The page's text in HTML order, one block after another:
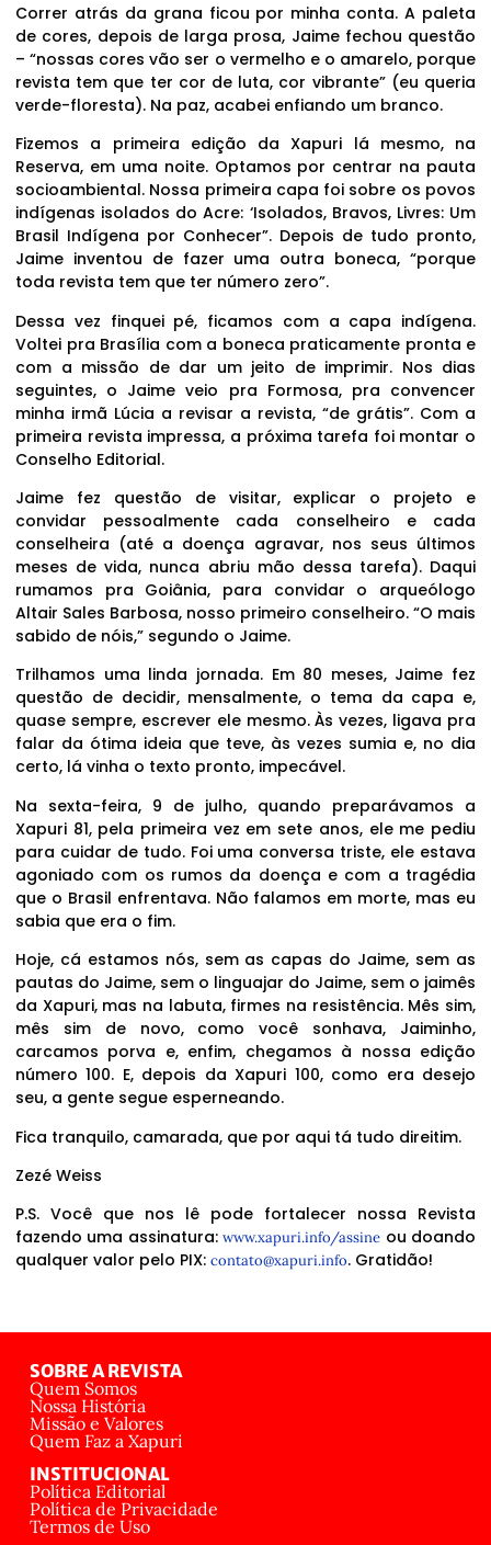
Correr atrás da grana ficou por minha conta. A paleta
de cores, depois de larga prosa, Jaime fechou questão
– “nossas cores vão ser o vermelho e o amarelo, porque
revista tem que ter cor de luta, cor vibrante” (eu queria
verde-floresta). Na paz, acabei enfiando um branco.
Fizemos a primeira edição da Xapuri lá mesmo, na
Reserva, em uma noite. Optamos por centrar na pauta
socioambiental. Nossa primeira capa foi sobre os povos
indígenas isolados do Acre: ‘Isolados, Bravos, Livres: Um
Brasil Indígena por Conhecer”. Depois de tudo pronto,
Jaime inventou de fazer uma outra boneca, “porque
toda revista tem que ter número zero”.
Dessa vez finquei pé, ficamos com a capa indígena.
Voltei pra Brasília com a boneca praticamente pronta e
com a missão de dar um jeito de imprimir. Nos dias
seguintes, o Jaime veio pra Formosa, pra convencer
minha irmã Lúcia a revisar a revista, “de grátis”. Com a
primeira revista impressa, a próxima tarefa foi montar o
Conselho Editorial.
Jaime fez questão de visitar, explicar o projeto e
convidar pessoalmente cada conselheiro e cada
conselheira (até a doença agravar, nos seus últimos
meses de vida, nunca abriu mão dessa tarefa). Daqui
rumamos pra Goiânia, para convidar o arqueólogo
Altair Sales Barbosa, nosso primeiro conselheiro. “O mais
sabido de nóis,” segundo o Jaime.
Trilhamos uma linda jornada. Em 80 meses, Jaime fez
questão de decidir, mensalmente, o tema da capa e,
quase sempre, escrever ele mesmo. Às vezes, ligava pra
falar da ótima ideia que teve, às vezes sumia e, no dia
certo, lá vinha o texto pronto, impecável.
Na sexta-feira, 9 de julho, quando preparávamos a
Xapuri 81, pela primeira vez em sete anos, ele me pediu
para cuidar de tudo. Foi uma conversa triste, ele estava
agoniado com os rumos da doença e com a tragédia
que o Brasil enfrentava. Não falamos em morte, mas eu
sabia que era o fim.
Hoje, cá estamos nós, sem as capas do Jaime, sem as
pautas do Jaime, sem o linguajar do Jaime, sem o jaimês
da Xapuri, mas na labuta, firmes na resistência. Mês sim,
mês sim de novo, como você sonhava, Jaiminho,
carcamos porva e, enfim, chegamos à nossa edição
número 100. E, depois da Xapuri 100, como era desejo
seu, a gente segue esperneando.
Fica tranquilo, camarada, que por aqui tá tudo direitim.
Zezé Weiss
P.S. Você que nos lê pode fortalecer nossa Revista
fazendo uma assinatura:www.xapuri.info/assine ou doando
qualquer valor pelo PIX: contato@xapuri.info. Gratidão!
SOBRE A REVISTA
Quem Somos
Nossa História
Missão e Valores
Quem Faz a Xapuri
INSTITUCIONAL
Política Editorial
Política de Privacidade
Termos de Uso